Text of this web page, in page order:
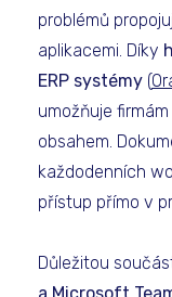
problémů
aplikacemi. Díky
ERP systémy (
umožňuje
obsahem.
každodenních
přístup přímo v
Důležitou